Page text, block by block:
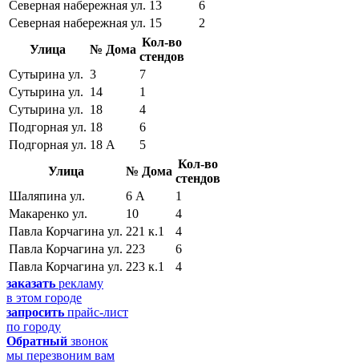
Северная набережная ул. 13
6
Северная набережная ул. 15
2
Улица
№ Дома
Кол-во
стендов
Сутырина ул. 3
7
Сутырина ул. 14
1
Сутырина ул. 18
4
Подгорная ул. 18
6
Подгорная ул. 18 А
5
Улица
№ Дома
Кол-во
стендов
Шаляпина ул.
6 А
1
Макаренко ул.
10
4
Павла Корчагина ул. 221 к.1
4
Павла Корчагина ул. 223
6
Павла Корчагина ул. 223 к.1
4
заказать рекламу
в этом городе
запросить прайс-лист
по городу
Обратный звонок
мы перезвоним вам